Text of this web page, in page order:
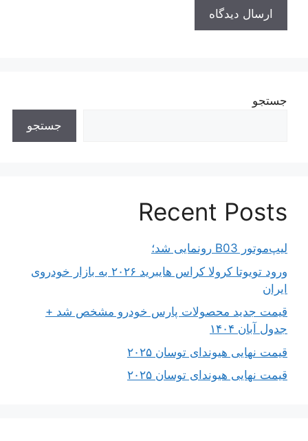
جستجو
جستجو
Recent Posts
لیپ‌موتور B03 رونمایی شد؛
ورود تویوتا کرولا کراس هایبرید ۲۰۲۶ به بازار خودروی
ایران
قیمت جدید محصولات پارس خودرو مشخص شد +
جدول آبان ۱۴۰۴
قیمت نهایی هیوندای توسان ۲۰۲۵
قیمت نهایی هیوندای توسان ۲۰۲۵